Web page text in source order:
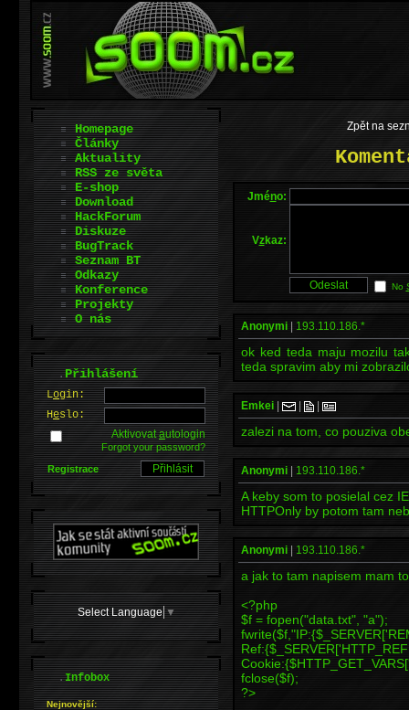
Zpět na
Jméno:
Vzkaz:
No
Anonymi 193.110.186.*
ok ked teda maju mozilu
teda spravim aby mi
Emkei
zalezi na tom, co pouziva
Anonymi 193.110.186.*
A keby som to posielal cez
HTTPOnly by potom tam
Anonymi 193.110.186.*
a jak to tam napisem mam
<?php
$f = fopen("data.txt", "a");
fclose($f);
?>
Homepage
Články
Aktuality
RSS ze světa
E-shop
Download
HackForum
Diskuze
BugTrack
Seznam BT
Odkazy
Konference
Projekty
O nás
.Přihlášení
Login:
Heslo:
Aktivovatautologin
Forgot your password?
Registrace
Select Language ▼
.Infobox
Nejnovější: